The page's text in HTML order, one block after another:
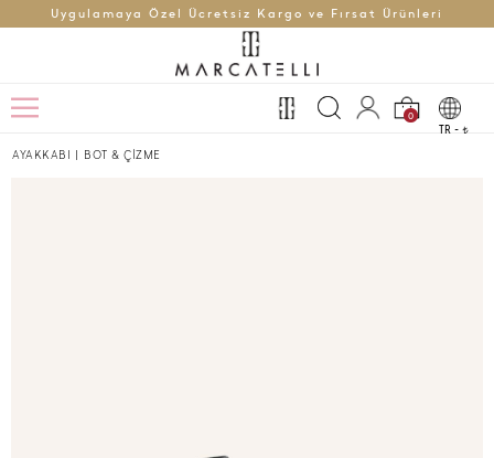
Uygulamaya Özel Ücretsiz Kargo ve Fırsat Ürünleri
0
TR - t
AYAKKABI | BOT & ÇİZME